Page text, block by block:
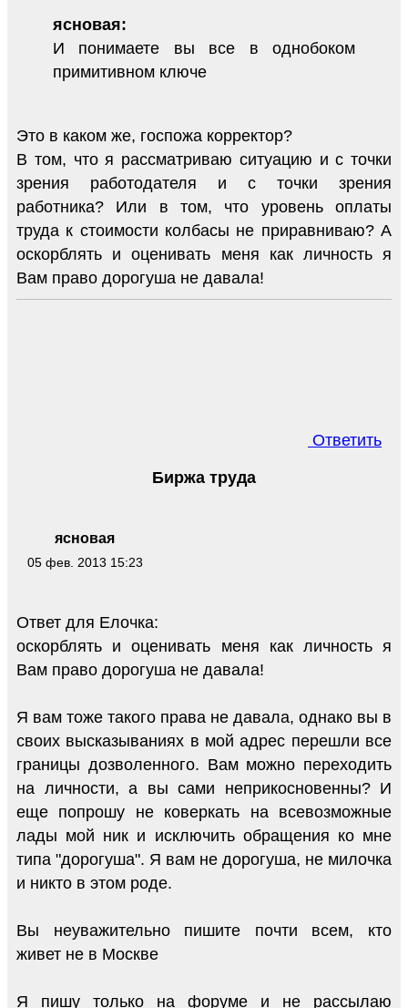
ясновая:
И понимаете вы все в однобоком
примитивном ключе
Это в каком же, госпожа корректор?
В том, что я рассматриваю ситуацию и с точки
зрения работодателя и с точки зрения
работника? Или в том, что уровень оплаты
труда к стоимости колбасы не приравниваю? А
оскорблять и оценивать меня как личность я
Вам право дорогуша не давала!
Ответить
ясновая
05 фев. 2013 15:23
Биржа труда
Ответ для Елочка:
оскорблять и оценивать меня как личность я
Вам право дорогуша не давала!
Я вам тоже такого права не давала, однако вы в
своих высказываниях в мой адрес перешли все
границы дозволенного. Вам можно переходить
на личности, а вы сами неприкосновенны? И
еще попрошу не коверкать на всевозможные
лады мой ник и исключить обращения ко мне
типа "дорогуша". Я вам не дорогуша, не милочка
и никто в этом роде.
Вы неуважительно пишите почти всем, кто
живет не в Москве
Я пишу только на форуме и не рассылаю